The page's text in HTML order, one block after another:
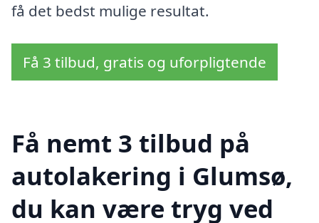
få det bedst mulige resultat.
Få 3 tilbud, gratis og uforpligtende
Få nemt 3 tilbud på
autolakering i Glumsø,
du kan være tryg ved